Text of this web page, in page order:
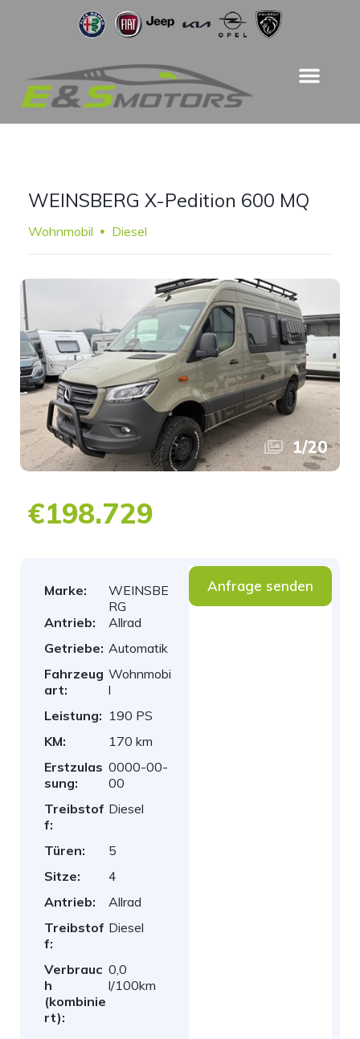
WEINSBERG X-Pedition 600 MQ
Wohnmobil Diesel
1/20
€198.729
Marke:
WEINSBE
RG
Antrieb:
Allrad
Getriebe: Automatik
Fahrzeug
art:
Wohnmobi
l
Leistung: 190 PS
KM:
170 km
Erstzulas
sung:
0000-00-
00
Treibstof
f:
Diesel
Türen:
5
Sitze:
4
Antrieb:
Allrad
Treibstof
f:
Diesel
Verbrauc
h
(kombinie
rt):
0,0
l/100km
Anfrage senden